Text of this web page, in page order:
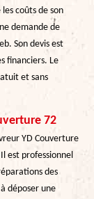
coûts de son
demande de
Son devis est
financiers. Le
et sans
72
YD Couverture
est professionnel
des
déposer une